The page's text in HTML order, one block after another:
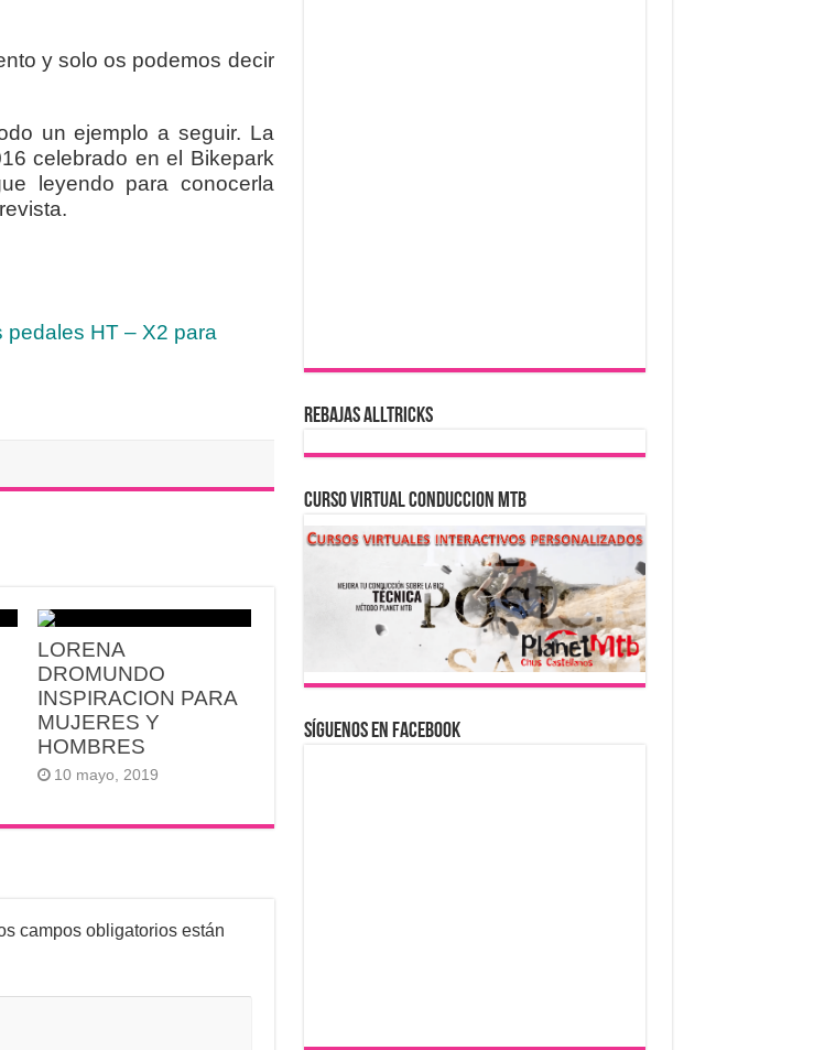
y solo os podemos decir
un ejemplo a seguir. La
celebrado en el Bikepark
leyendo para conocerla
pedales HT – X2 para
LORENA
DROMUNDO
INSPIRACION PARA
MUJERES Y
HOMBRES
10 mayo, 2019
campos obligatorios están
REBAJAS ALLTRICKS
CURSO VIRTUAL CONDUCCION MTB
Síguenos en Facebook